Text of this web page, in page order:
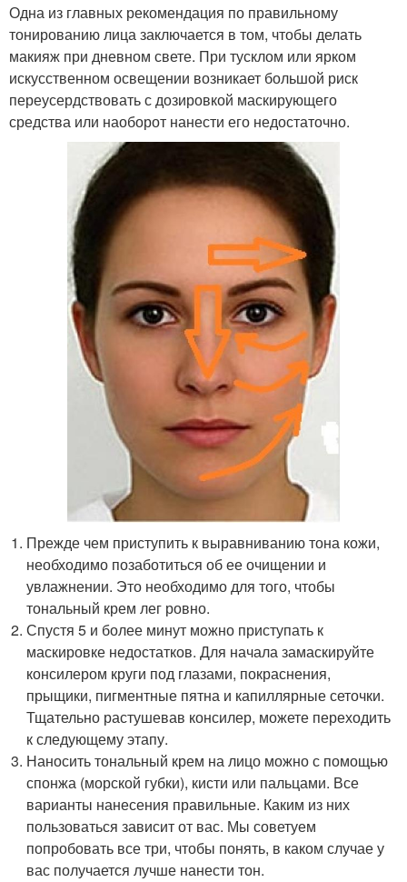
Одна из главных рекомендация по правильному
тонированию лица заключается в том, чтобы делать
макияж при дневном свете. При тусклом или ярком
искусственном освещении возникает большой риск
переусердствовать с дозировкой маскирующего
средства или наоборот нанести его недостаточно.
Прежде чем приступить к выравниванию тона кожи,
необходимо позаботиться об ее очищении и
увлажнении. Это необходимо для того, чтобы
тональный крем лег ровно.
Спустя 5 и более минут можно приступать к
маскировке недостатков. Для начала замаскируйте
консилером круги под глазами, покраснения,
прыщики, пигментные пятна и капиллярные сеточки.
Тщательно растушевав консилер, можете переходить
к следующему этапу.
Наносить тональный крем на лицо можно с помощью
спонжа (морской губки), кисти или пальцами. Все
варианты нанесения правильные. Каким из них
пользоваться зависит от вас. Мы советуем
попробовать все три, чтобы понять, в каком случае у
вас получается лучше нанести тон.